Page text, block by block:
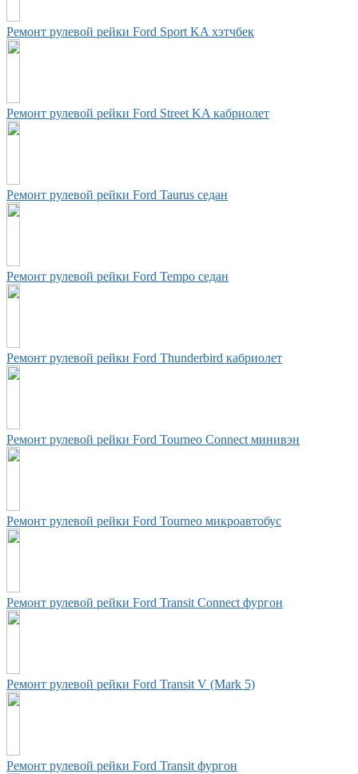
Ремонт рулевой рейки Ford Sport KA хэтчбек
Ремонт рулевой рейки Ford Street KA кабриолет
Ремонт рулевой рейки Ford Taurus седан
Ремонт рулевой рейки Ford Tempo седан
Ремонт рулевой рейки Ford Thunderbird кабриолет
Ремонт рулевой рейки Ford Tourneo Connect минивэн
Ремонт рулевой рейки Ford Tourneo микроавтобус
Ремонт рулевой рейки Ford Transit Connect фургон
Ремонт рулевой рейки Ford Transit V (Mark 5)
Ремонт рулевой рейки Ford Transit фургон